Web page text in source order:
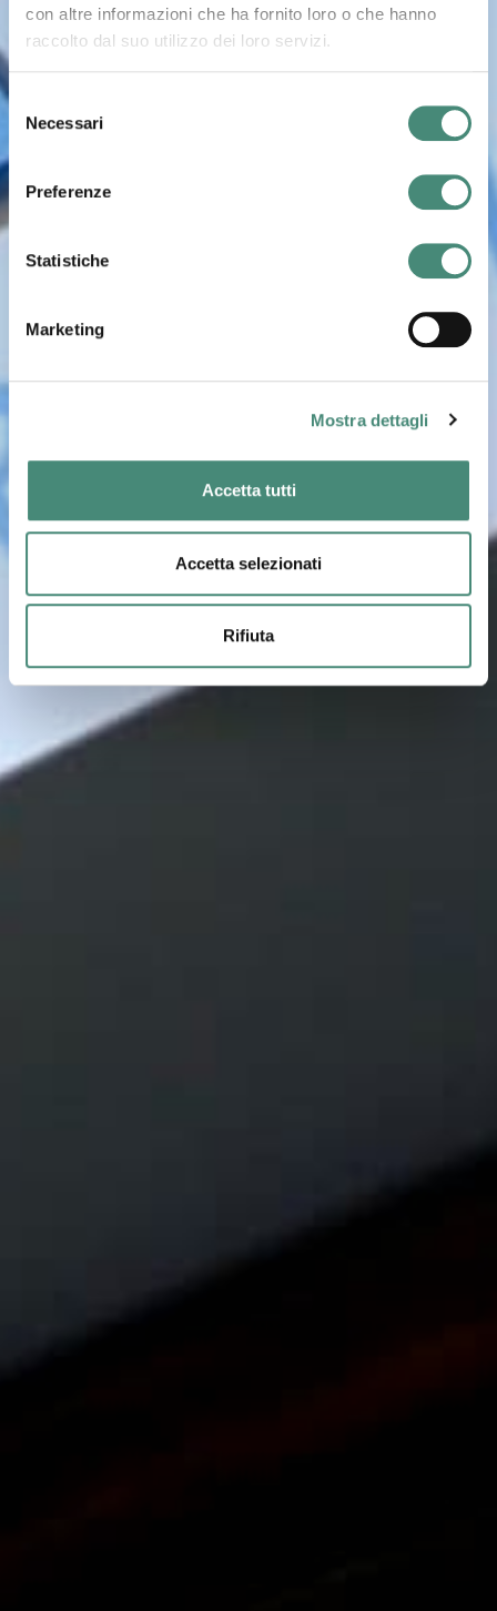
con altre informazioni che ha fornito loro o che hanno
raccolto dal suo utilizzo dei loro servizi.
Selezione
del
consenso
Necessari
Preferenze
Statistiche
Marketing
Mostra dettagli
Accetta tutti
Accetta selezionati
Rifiuta